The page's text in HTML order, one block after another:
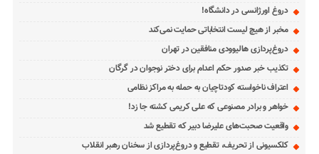
دروغ اورژانسی در دانشگاه!
مخبر از هیچ لیست انتخاباتی حمایت نمی‌کند
دروغ‌پردازی هالیوودی منافقین در تهران
تکذیب خبر صدور حکم اعدام برای دختر نوجوان در گرگان
اعتراف ناخواسته کودتاچیان به حمله به مراکز نظامی
خواهر و برادر مصنوعی که علی کریمی کشته جا زد!
واقعیت صحبت‌های علیرضا دبیر که تقطیع شد
کلکسیونی از تحریف، تقطیع و دروغ‌پردازی از سخنان رهبر انقلاب